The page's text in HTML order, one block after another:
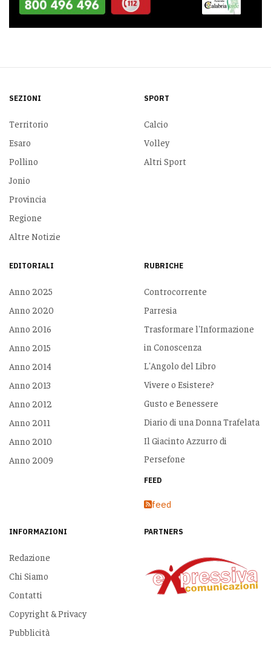
SEZIONI
Territorio
Esaro
Pollino
Jonio
Provincia
Regione
Altre Notizie
SPORT
Calcio
Volley
Altri Sport
EDITORIALI
Anno 2025
Anno 2020
Anno 2016
Anno 2015
Anno 2014
Anno 2013
Anno 2012
Anno 2011
Anno 2010
Anno 2009
RUBRICHE
Controcorrente
Parresia
Trasformare l'Informazione
in Conoscenza
L'Angolo del Libro
Vivere o Esistere?
Gusto e Benessere
Diario di una Donna Trafelata
Il Giacinto Azzurro di
Persefone
FEED
feed
INFORMAZIONI
Redazione
Chi Siamo
Contatti
Copyright & Privacy
Pubblicità
PARTNERS